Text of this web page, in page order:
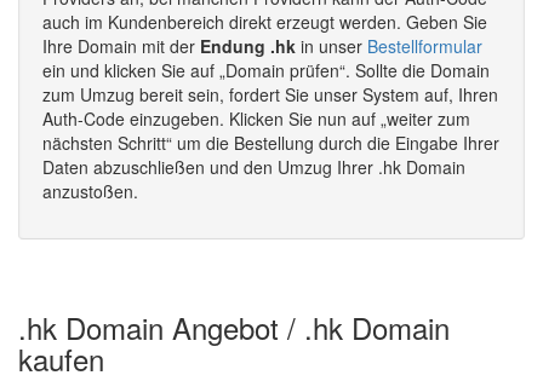
auch im Kundenbereich direkt erzeugt werden. Geben Sie
Ihre Domain mit der Endung .hk in unser Bestellformular
ein und klicken Sie auf „Domain prüfen“. Sollte die Domain
zum Umzug bereit sein, fordert Sie unser System auf, Ihren
Auth-Code einzugeben. Klicken Sie nun auf „weiter zum
nächsten Schritt“ um die Bestellung durch die Eingabe Ihrer
Daten abzuschließen und den Umzug Ihrer .hk Domain
anzustoßen.
.hk Domain Angebot / .hk Domain
kaufen